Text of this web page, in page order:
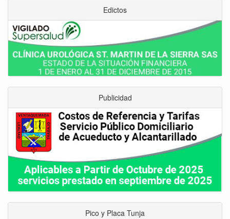
Edictos
Publicidad
Pico y Placa Tunja